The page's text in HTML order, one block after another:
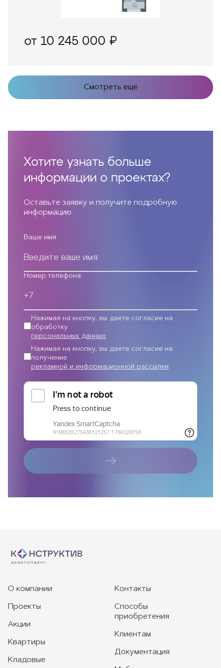
от 10 245 000 ₽
Смотреть ещё
Хотите узнать больше
информации о проектах?
Оставьте заявку и получите подробную
информацию
Ваше имя
Номер телефона
О компании
Проекты
Акции
Квартиры
Кладовые
Контакты
Способы
приобретения
Клиентам
Документация